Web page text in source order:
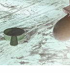
eksiksiz ve